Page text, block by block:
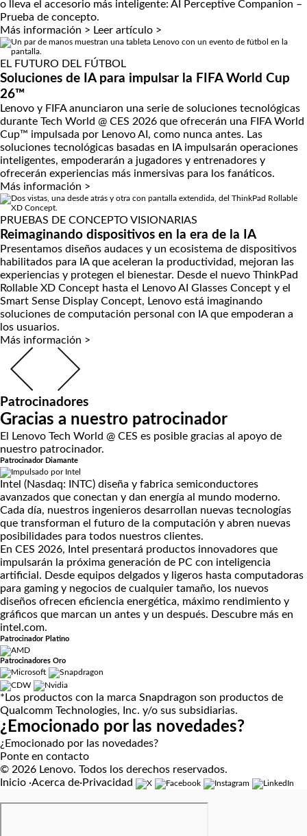
o lleva el accesorio más inteligente: AI Perceptive Companion –
Prueba de concepto.
Más información > Leer artículo >
EL FUTURO DEL FÚTBOL
Soluciones de IA para impulsar la FIFA World Cup
26™
Lenovo y FIFA anunciaron una serie de soluciones tecnológicas
durante Tech World @ CES 2026 que ofrecerán una FIFA World
Cup™ impulsada por Lenovo AI, como nunca antes. Las
soluciones tecnológicas basadas en IA impulsarán operaciones
inteligentes, empoderarán a jugadores y entrenadores y
ofrecerán experiencias más inmersivas para los fanáticos.
Más información >
PRUEBAS DE CONCEPTO VISIONARIAS
Reimaginando dispositivos en la era de la IA
Presentamos diseños audaces y un ecosistema de dispositivos
habilitados para IA que aceleran la productividad, mejoran las
experiencias y protegen el bienestar. Desde el nuevo ThinkPad
Rollable XD Concept hasta el Lenovo AI Glasses Concept y el
Smart Sense Display Concept, Lenovo está imaginando
soluciones de computación personal con IA que empoderan a
los usuarios.
Más información >
Patrocinadores
Gracias a nuestro patrocinador
El Lenovo Tech World @ CES es posible gracias al apoyo de
nuestro patrocinador.
Patrocinador Diamante
Intel (Nasdaq: INTC) diseña y fabrica semiconductores
avanzados que conectan y dan energía al mundo moderno.
Cada día, nuestros ingenieros desarrollan nuevas tecnologías
que transforman el futuro de la computación y abren nuevas
posibilidades para todos nuestros clientes.
En CES 2026, Intel presentará productos innovadores que
impulsarán la próxima generación de PC con inteligencia
artificial. Desde equipos delgados y ligeros hasta computadoras
para gaming y negocios de cualquier tamaño, los nuevos
diseños ofrecen eficiencia energética, máximo rendimiento y
gráficos que marcan un antes y un después. Descubre más en
intel.com.
Patrocinador Platino
Patrocinadores Oro
*Los productos con la marca Snapdragon son productos de
Qualcomm Technologies, Inc. y/o sus subsidiarias.
¿Emocionado por las novedades?
¿Emocionado por las novedades?
Ponte en contacto
© 2026 Lenovo. Todos los derechos reservados.
Inicio ·Acerca de·Privacidad